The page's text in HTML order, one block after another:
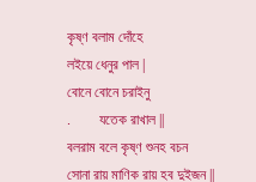
কৃষ্ণ বলাম দোঁহে
লইয়ে ধেনুর পাল |
বোনে বোনে চরাইনু
. যতেক রাখাল ||
বলরাম বলে কৃষ্ণ শুনহ বচন
সোনা রায় মাণিক রায় হব দুইজন ||